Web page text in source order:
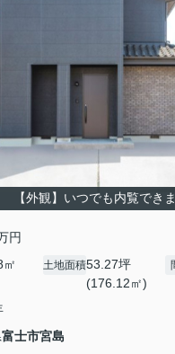
【外観】いつでも内覧でき
円
土地面積53.27坪
(176.12㎡)
富士市宮島